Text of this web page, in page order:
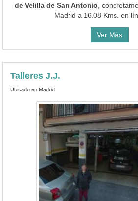
de Velilla de San Antonio ,
Madrid a 16.08 Kms. en
Ver Más
Talleres J.J.
Ubicado en Madrid